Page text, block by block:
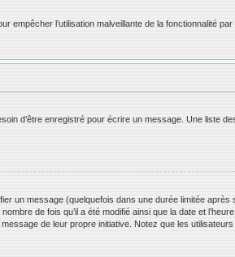
l’utilisation malveillante de la fonctionnalité par
d’être enregistré pour écrire un message. Une liste
un message (quelquefois dans une durée limitée après
de fois qu’il a été modifié ainsi que la date et
de leur propre initiative. Notez que les